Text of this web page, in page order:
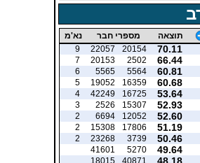
תוצאה מספרי חבר נא'מ
70.11
20154
22057
9
66.44
2502
20153
7
60.81
5564
5565
6
60.68
16359
19052
5
53.64
16725
42249
4
52.93
15307
2526
3
52.60
12052
6694
2
51.19
17806
15308
2
50.46
3739
23268
2
49.64
5270
41601
48.18
40871
18015